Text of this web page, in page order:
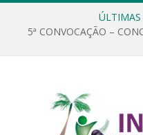
ÚLTIMAS
5ª CONVOCAÇÃO –